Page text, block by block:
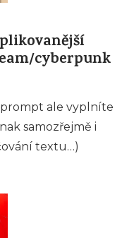
cyberpunk
prompt ale vyplníte
samozřejmě i
textu…)